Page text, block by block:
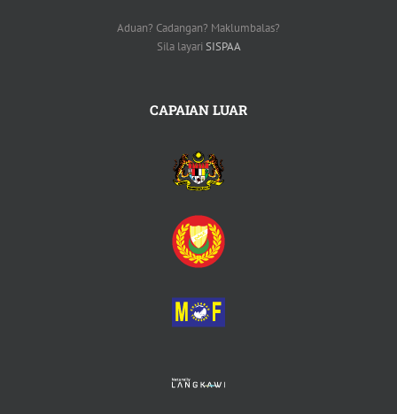
Aduan? Cadangan? Maklumbalas?
Sila layari SISPAA
CAPAIAN LUAR